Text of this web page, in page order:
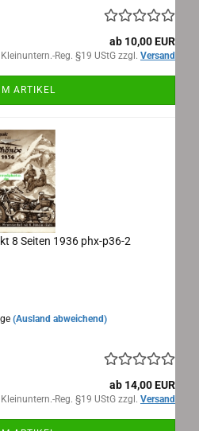
ab 10,00 EUR
Reg. §19 UStG zzgl. Versand
ARTIKEL
8 Seiten 1936 phx-p36-2
(Ausland abweichend)
ab 14,00 EUR
Reg. §19 UStG zzgl. Versand